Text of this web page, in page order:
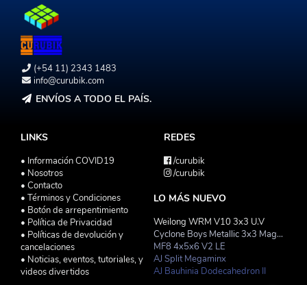
(+54 11) 2343 1483
info@curubik.com
ENVÍOS A TODO EL PAÍS.
LINKS
• Información COVID19
• Nosotros
• Contacto
• Términos y Condiciones
• Botón de arrepentimiento
• Política de Privacidad
• Políticas de devolución y
cancelaciones
• Noticias, eventos, tutoriales, y
videos divertidos
REDES
/curubik
/curubik
LO MÁS NUEVO
Weilong WRM V10 3x3 U.V
Cyclone Boys Metallic 3x3 Magnetico Macaron
MF8 4x5x6 V2 LE
AJ Split Megaminx
AJ Bauhinia Dodecahedron II